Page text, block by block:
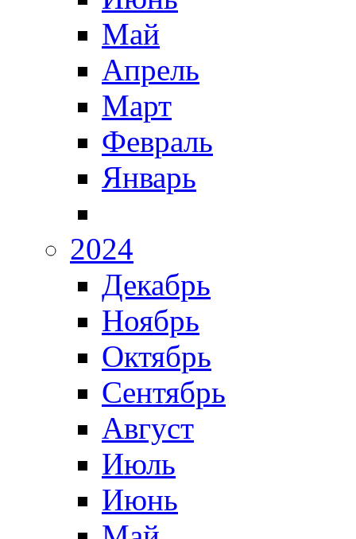
Май
Апрель
Март
Февраль
Январь
2024
Декабрь
Ноябрь
Октябрь
Сентябрь
Август
Июль
Июнь